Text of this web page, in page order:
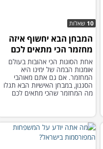
10 שאלות
המבחן הבא יחשוף איזה
מחזמר הכי מתאים לכם
לראות עכשיו
אחת הסוגות הכי אהובות בעולם
אומנות הבמה של ימינו היא
המחזמר. אם גם אתם מאוהבי
הסגנון, במבחן האישיות הבא תגלו
מה המחזמר שהכי מתאים לכם